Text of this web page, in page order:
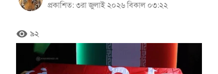
প্রকাশিত: ৩রা জুলাই ২০২৬ বিকাল ০৩:২২
remove_red_eye ৯২